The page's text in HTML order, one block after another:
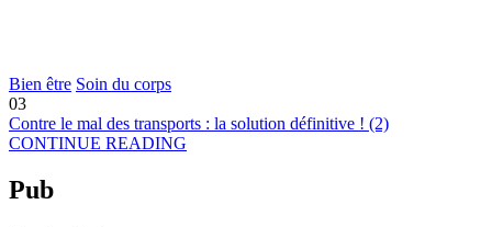
Bien être Soin du corps
03
Contre le mal des transports : la solution définitive ! (2)
CONTINUE READING
Pub